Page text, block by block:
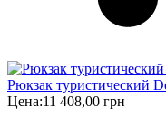
Рюкзак туристический
Цена:11 408,00 грн